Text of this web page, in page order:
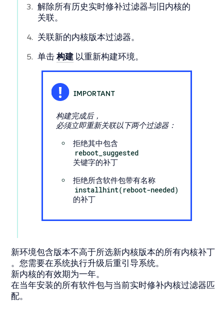
解除所有历史实时修补过滤器与旧内核的
关联。
关联新的内核版本过滤器。
单击构建 以重新构建环境。
构建完成后，
必须立即重新关联以下两个过滤器：
拒绝其中包含
reboot_suggested
关键字的补丁
拒绝所含软件包带有名称
installhint(reboot-needed)
的补丁
新环境包含版本不高于所选新内核版本的所有内核补丁
。您需要在系统执行升级后重引导系统。
新内核的有效期为一年。
在当年安装的所有软件包与当前实时修补内核过滤器匹
配。